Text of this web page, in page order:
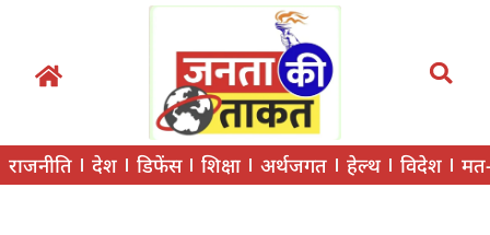
राजनीति देश डिफेंस शिक्षा अर्थजगत हेल्थ विदेश